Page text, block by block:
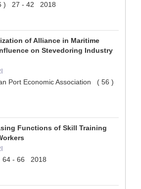
) 27 - 42 2018
of Alliance in Maritime
on Stevedoring Industry
Port Economic Association ( 56 )
Functions of Skill Training
- 66 2018